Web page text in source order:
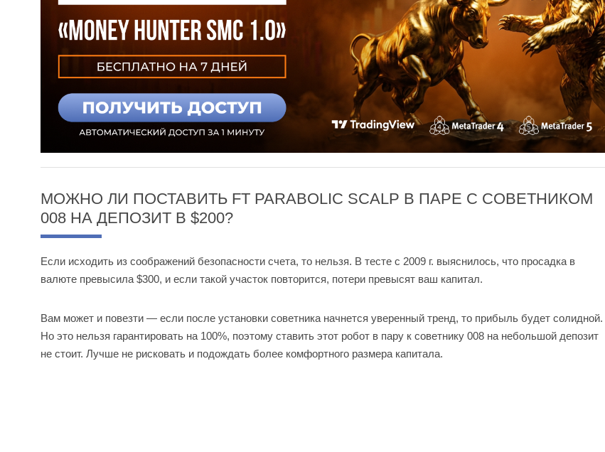
МОЖНО ЛИ ПОСТАВИТЬ FT PARABOLIC SCALP В ПАРЕ С СОВЕТНИКОМ
008 НА ДЕПОЗИТ В $200?
Если исходить из соображений безопасности счета, то нельзя. В тесте с 2009 г. выяснилось, что просадка в
валюте превысила $300, и если такой участок повторится, потери превысят ваш капитал.
Вам может и повезти — если после установки советника начнется уверенный тренд, то прибыль будет солидной.
Но это нельзя гарантировать на 100%, поэтому ставить этот робот в пару к советнику 008 на небольшой депозит
не стоит. Лучше не рисковать и подождать более комфортного размера капитала.